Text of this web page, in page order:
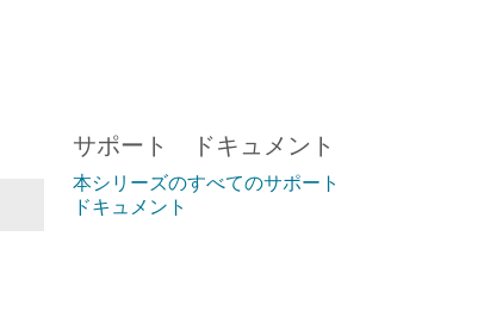
サポート ドキュメント
本シリーズのすべてのサポート
ドキュメント